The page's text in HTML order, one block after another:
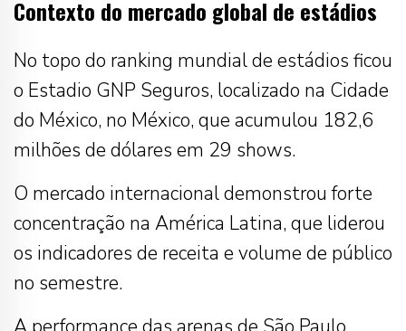
Contexto do mercado global de estádios
No topo do ranking mundial de estádios ficou
o Estadio GNP Seguros, localizado na Cidade
do México, no México, que acumulou 182,6
milhões de dólares em 29 shows.
O mercado internacional demonstrou forte
concentração na América Latina, que liderou
os indicadores de receita e volume de público
no semestre.